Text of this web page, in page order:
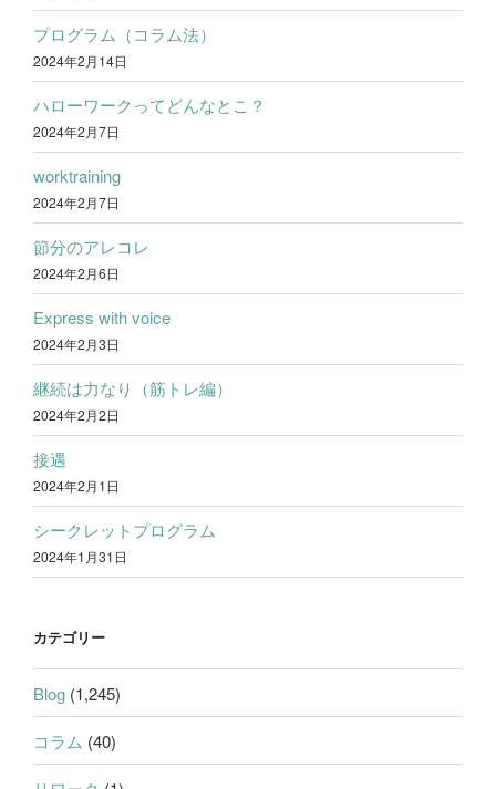
プログラム（コラム法）
2024年2月14日
ハローワークってどんなとこ？
2024年2月7日
worktraining
2024年2月7日
節分のアレコレ
2024年2月6日
Express with voice
2024年2月3日
継続は力なり（筋トレ編）
2024年2月2日
接遇
2024年2月1日
シークレットプログラム
2024年1月31日
カテゴリー
Blog (1,245)
コラム (40)